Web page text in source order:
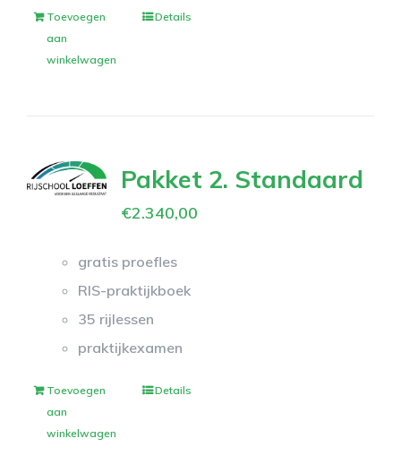
Toevoegen
aan
winkelwagen
Details
Pakket 2. Standaard
€2.340,00
gratis proefles
RIS-praktijkboek
35 rijlessen
praktijkexamen
Toevoegen
aan
winkelwagen
Details